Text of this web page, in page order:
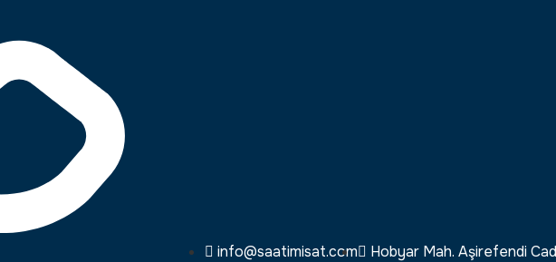
info@saatimisat.com Hobyar Mah. Aşirefendi